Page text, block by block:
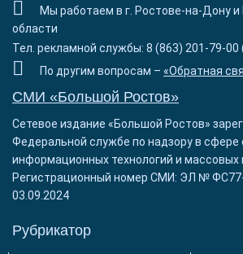
Мы работаем в г. Ростове-на-Дону и
области
Тел. рекламной службы: 8 (863) 201-79-00
По другим вопросам – «Обратная
СМИ «Большой Ростов»
Сетевое издание «Большой Ростов»
Федеральной службе по надзору в сфере
информационных технологий и массовых
Регистрационный номер СМИ: ЭЛ №
03.09.2024
Рубрикатор